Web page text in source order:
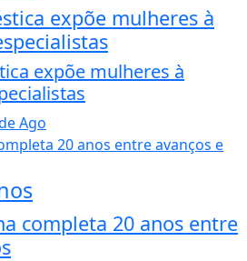
expõe mulheres à
expõe mulheres à
Ago
completa 20 anos entre